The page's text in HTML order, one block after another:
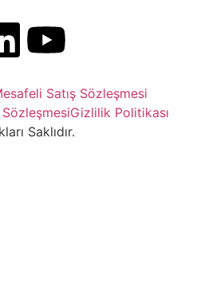
Satış Sözleşmesi
Gizlilik Politikası
Saklıdır.